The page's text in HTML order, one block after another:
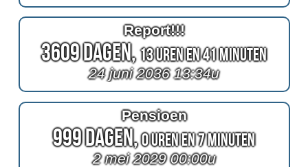
Report!!!
3609 Dagen,13 Uren en 41 Minuten
24 juni 2036 13:34u
Pensioen
999 Dagen,0 Uren en 7 Minuten
2 mei 2029 00:00u